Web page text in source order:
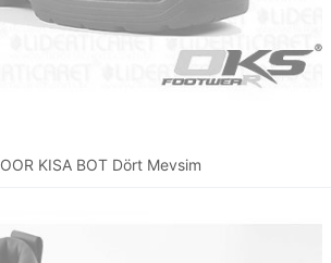
KISA BOT Dört Mevsim